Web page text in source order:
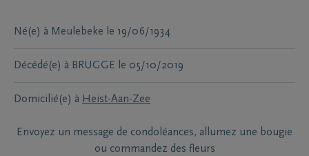
Né(e) à Meulebeke le 19/06/1934
Décédé(e) à BRUGGE le 05/10/2019
Domicilié(e) à Heist-Aan-Zee
Envoyez un message de condoléances, allumez une bougie
ou commandez des fleurs